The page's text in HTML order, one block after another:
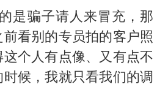
是骗子请人来冒充，那
看别的专员拍的客户照
个人有点像、又有点不
候，我就只看我们的调